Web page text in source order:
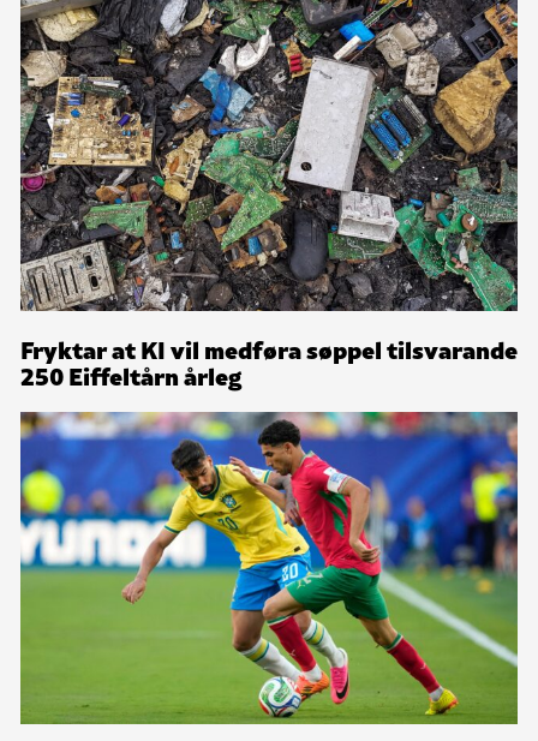
Fryktar at KI vil medføra søppel tilsvarande
250 Eiffeltårn årleg